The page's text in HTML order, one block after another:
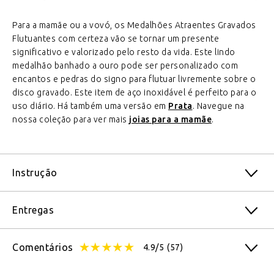
Para a mamãe ou a vovó, os Medalhões Atraentes Gravados
Flutuantes com certeza vão se tornar um presente
significativo e valorizado pelo resto da vida. Este lindo
medalhão banhado a ouro pode ser personalizado com
encantos e pedras do signo para flutuar livremente sobre o
disco gravado. Este item de aço inoxidável é perfeito para o
uso diário. Há também uma versão em Prata. Navegue na
nossa coleção para ver mais joias para a mamãe.
Instrução
Entregas
Comentários 4.9/5 (57)